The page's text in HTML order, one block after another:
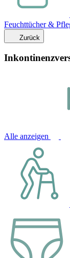
Feuchttücher &
Zurück
Alle anzeigen